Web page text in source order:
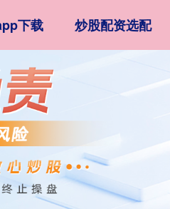
下载 炒股配资选配